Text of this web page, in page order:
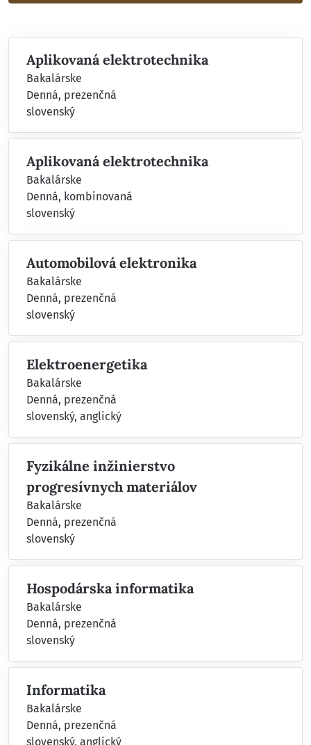
Aplikovaná elektrotechnika
Bakalárske
Denná, prezenčná
slovenský
Aplikovaná elektrotechnika
Bakalárske
Denná, kombinovaná
slovenský
Automobilová elektronika
Bakalárske
Denná, prezenčná
slovenský
Elektroenergetika
Bakalárske
Denná, prezenčná
slovenský, anglický
Fyzikálne inžinierstvo
progresívnych materiálov
Bakalárske
Denná, prezenčná
slovenský
Hospodárska informatika
Bakalárske
Denná, prezenčná
slovenský
Informatika
Bakalárske
Denná, prezenčná
slovenský, anglický